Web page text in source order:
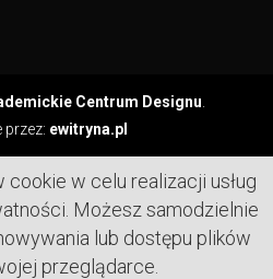
Centrum Designu
przez: ewitryna.pl
w celu realizacji usług
Możesz samodzielnie
lub dostępu plików
przeglądarce.